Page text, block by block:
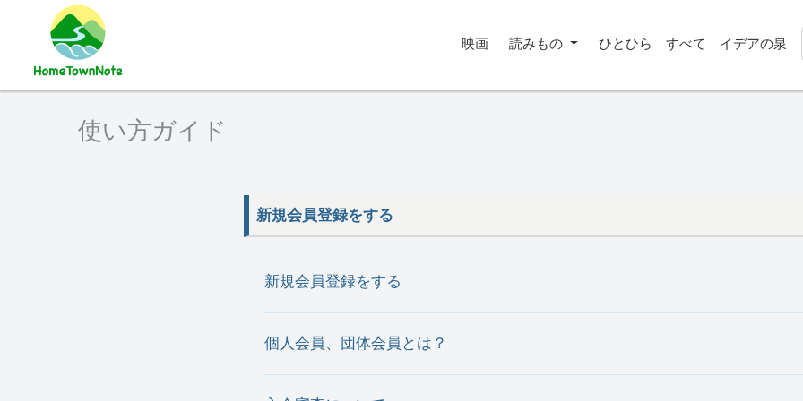
映画 読みもの ひとひら すべて イデアの泉
使い方ガイド
新規会員登録をする
新規会員登録をする
個人会員、団体会員とは？